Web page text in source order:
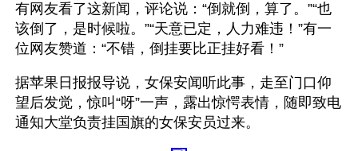
有网友看了这新闻，评论说：“倒就倒，算了。”“也
该倒了，是时候啦。”“天意已定，人力难违！”有一
位网友赞道：“不错，倒挂要比正挂好看！”
据苹果日报报导说，女保安闻听此事，走至门口仰
望后发觉，惊叫“呀”一声，露出惊愕表情，随即致电
通知大堂负责挂国旗的女保安员过来。